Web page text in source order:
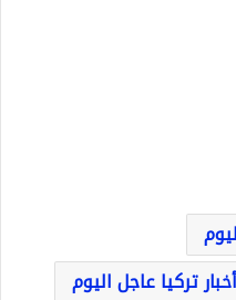
أخبار تركيا عاجل اليوم